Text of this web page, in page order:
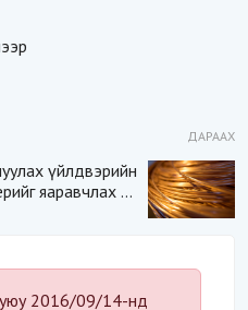
ДАРААХ
үйлдвэрийн
яаравчлах нь
2016/09/14-нд